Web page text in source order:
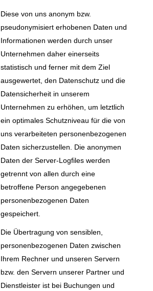
Diese von uns anonym bzw.
pseudonymisiert erhobenen Daten und
Informationen werden durch unser
Unternehmen daher einerseits
statistisch und ferner mit dem Ziel
ausgewertet, den Datenschutz und die
Datensicherheit in unserem
Unternehmen zu erhöhen, um letztlich
ein optimales Schutzniveau für die von
uns verarbeiteten personenbezogenen
Daten sicherzustellen. Die anonymen
Daten der Server-Logfiles werden
getrennt von allen durch eine
betroffene Person angegebenen
personenbezogenen Daten
gespeichert.
Die Übertragung von sensiblen,
personenbezogenen Daten zwischen
Ihrem Rechner und unseren Servern
bzw. den Servern unserer Partner und
Dienstleister ist bei Buchungen und